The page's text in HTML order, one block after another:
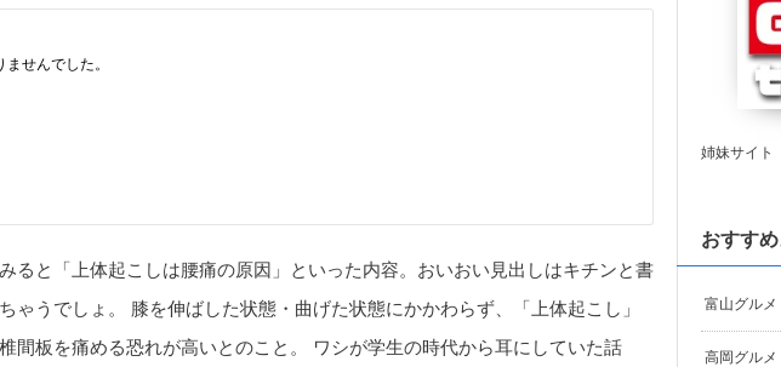
ると「上体起こしは腰痛の原因」といった内容。おいおい見出しはキチンと書
ゃうでしょ。 膝を伸ばした状態・曲げた状態にかかわらず、「上体起こし」
間板を痛める恐れが高いとのこと。 ワシが学生の時代から耳にしていた話
姉妹サイト
おすす
富山グルメ
高岡グルメ